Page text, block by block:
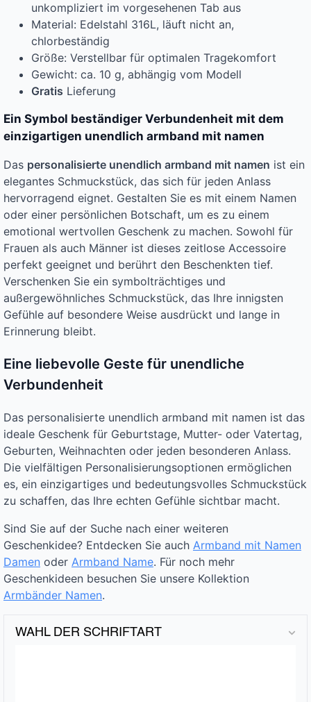
unkompliziert im vorgesehenen Tab aus
Material: Edelstahl 316L, läuft nicht an,
chlorbeständig
Größe: Verstellbar für optimalen Tragekomfort
Gewicht: ca. 10 g, abhängig vom Modell
Gratis Lieferung
Ein Symbol beständiger Verbundenheit mit dem
einzigartigen unendlich armband mit namen
Das personalisierte unendlich armband mit namen ist ein
elegantes Schmuckstück, das sich für jeden Anlass
hervorragend eignet. Gestalten Sie es mit einem Namen
oder einer persönlichen Botschaft, um es zu einem
emotional wertvollen Geschenk zu machen. Sowohl für
Frauen als auch Männer ist dieses zeitlose Accessoire
perfekt geeignet und berührt den Beschenkten tief.
Verschenken Sie ein symbolträchtiges und
außergewöhnliches Schmuckstück, das Ihre innigsten
Gefühle auf besondere Weise ausdrückt und lange in
Erinnerung bleibt.
Eine liebevolle Geste für unendliche
Verbundenheit
Das personalisierte unendlich armband mit namen ist das
ideale Geschenk für Geburtstage, Mutter- oder Vatertag,
Geburten, Weihnachten oder jeden besonderen Anlass.
Die vielfältigen Personalisierungsoptionen ermöglichen
es, ein einzigartiges und bedeutungsvolles Schmuckstück
zu schaffen, das Ihre echten Gefühle sichtbar macht.
Sind Sie auf der Suche nach einer weiteren
Geschenkidee? Entdecken Sie auch Armband mit Namen
Damen oder Armband Name. Für noch mehr
Geschenkideen besuchen Sie unsere Kollektion
Armbänder Namen.
WAHL DER SCHRIFTART